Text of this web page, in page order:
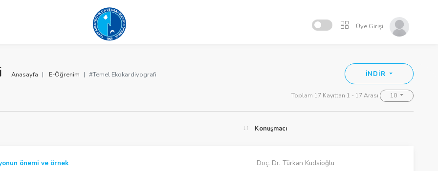
Üye Girişi
İNDİR
Anasayfa E-Öğrenim #Temel Ekokardiyografi
Toplam 17 Kayıttan 1 - 17 Arası 10
Konuşmacı
önemi ve örnek Doç. Dr. Türkan Kudsioğlu